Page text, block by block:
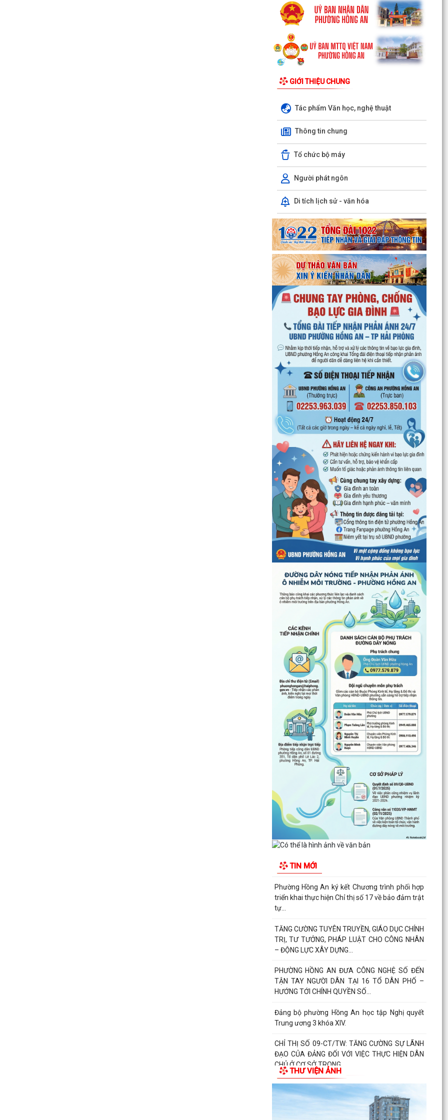
GIỚI THIỆU CHUNG
Tác phẩm Văn học, nghệ thuật
Thông tin chung
Tổ chức bộ máy
Người phát ngôn
Di tích lịch sử - văn hóa
TIN MỚI
UBND phường Hồng An thông tin về Nghị quyết
số 23/2026/NQ-HĐND ngày 28/7/2026 của
HĐND thành phố...
Bình dân học vụ số - nền tảng cho sự phát triển
trong kỷ nguyên số
Thông báo về việc niêm yết công khai Phương
án bồi thường, hỗ trợ dự kiến đối với các hộ gia
đình,...
QUAN ĐIỂM CỐT LÕI CỦA NGHỊ QUYẾT SỐ 80-
NQ/TW NGÀY 07/01/2026 VỀ PHÁT TRIỂN VĂN
HOÁ VIỆT NAM - XÂY...
PHƯỜNG HỒNG AN TỔ CHỨC SƠ KẾT ĐÁNH GIÁ
TÌNH HÌNH TRIỂN KHAI THỰC HIỆN MÔ HÌNH “TỔ
DÂN PHỐ KHÔNG MA...
ĐẶT TÊN 03 ĐƯỜNG, 05 PHỐ TRÊN ĐỊA BÀN
PHƯỜNG HỒNG AN – DẤU MỐC QUAN TRỌNG
TRONG XÂY DỰNG ĐÔ THỊ VĂN...
Thông báo kết quả Kỳ họp thứ 3 (Kỳ họp thường
lệ giữa năm 2026) HĐND thành phố khóa XVII,
nhiệm kỳ...
PHƯỜNG HỒNG AN RA QUÂN TỔNG VỆ SINH
MÔI TRƯỜNG, CHUNG TAY XÂY DỰNG ĐÔ THỊ
SÁNG - XANH - SẠCH - ĐẸP
Quyết định về việc công bố Người phát ngôn và
cung cấp thông tin cho báo chí của Ủy ban nhân
dân...
Quyết định về việc Ban hành Quy chế phát ngôn
nhân dân...
Phường Hồng An ký kết Chương trình phối hợp
triển khai thực hiện Chỉ thị số 17 về bảo đảm trật
tự...
TĂNG CƯỜNG TUYÊN TRUYỀN, GIÁO DỤC CHÍNH
TRỊ, TƯ TƯỞNG, PHÁP LUẬT CHO CÔNG NHÂN
– ĐỘNG LỰC XÂY DỰNG...
PHƯỜNG HỒNG AN ĐƯA CÔNG NGHỆ SỐ ĐẾN
TẬN TAY NGƯỜI DÂN TẠI 16 TỔ DÂN PHỐ –
HƯỚNG TỚI CHÍNH QUYỀN SỐ...
Đảng bộ phường Hồng An học tập Nghị quyết
Trung ương 3 khóa XIV.
CHỈ THỊ SỐ 09-CT/TW: TĂNG CƯỜNG SỰ LÃNH
ĐẠO CỦA ĐẢNG ĐỐI VỚI VIỆC THỰC HIỆN DÂN
CHỦ Ở CƠ SỞ TRONG...
TRUNG ƯƠNG BAN HÀNH QUY ĐỊNH MỚI VỀ 19
ĐIỀU ĐẢNG VIÊN KHÔNG ĐƯỢC LÀM
ĐẢNG UỶ - HĐND - UBND- UBMTTQ VN PHƯỜNG
THƯ VIỆN ẢNH